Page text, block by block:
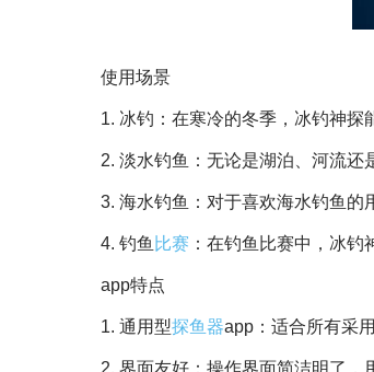
使用场景
1. 冰钓：在寒冷的冬季，冰钓神探
2. 淡水钓鱼：无论是湖泊、河流还
3. 海水钓鱼：对于喜欢海水钓鱼
4. 钓鱼 比赛 ：在钓鱼比赛中，冰钓
app特点
1. 通用型探鱼器app：适合所有采
2. 界面友好：操作界面简洁明了，